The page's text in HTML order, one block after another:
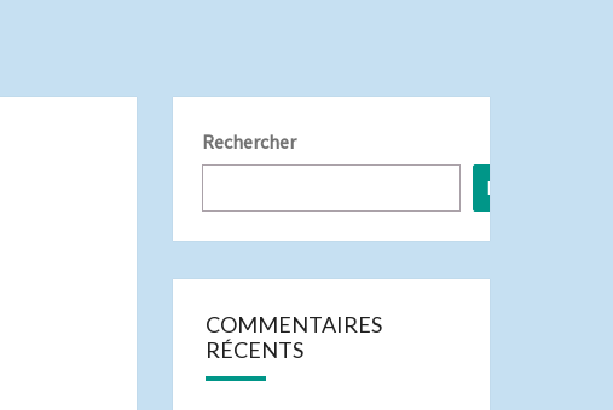
Rechercher
Rechercher
COMMENTAIRES
RÉCENTS